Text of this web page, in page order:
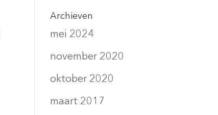
Archieven
mei 2024
november 2020
oktober 2020
maart 2017